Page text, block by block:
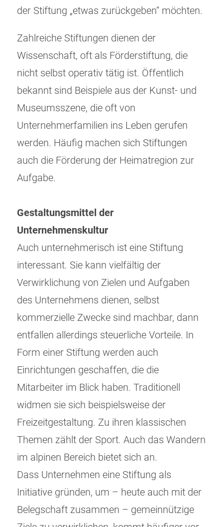
der Stiftung „etwas zurückgeben“ möchten.
Zahlreiche Stiftungen dienen der
Wissenschaft, oft als Förderstiftung, die
nicht selbst operativ tätig ist. Öffentlich
bekannt sind Beispiele aus der Kunst- und
Museumsszene, die oft von
Unternehmerfamilien ins Leben gerufen
werden. Häufig machen sich Stiftungen
auch die Förderung der Heimatregion zur
Aufgabe.
Gestaltungsmittel der
Unternehmenskultur
Auch unternehmerisch ist eine Stiftung
interessant. Sie kann vielfältig der
Verwirklichung von Zielen und Aufgaben
des Unternehmens dienen, selbst
kommerzielle Zwecke sind machbar, dann
entfallen allerdings steuerliche Vorteile. In
Form einer Stiftung werden auch
Einrichtungen geschaffen, die die
Mitarbeiter im Blick haben. Traditionell
widmen sie sich beispielsweise der
Freizeitgestaltung. Zu ihren klassischen
Themen zählt der Sport. Auch das Wandern
im alpinen Bereich bietet sich an.
Dass Unternehmen eine Stiftung als
Initiative gründen, um – heute auch mit der
Belegschaft zusammen – gemeinnützige